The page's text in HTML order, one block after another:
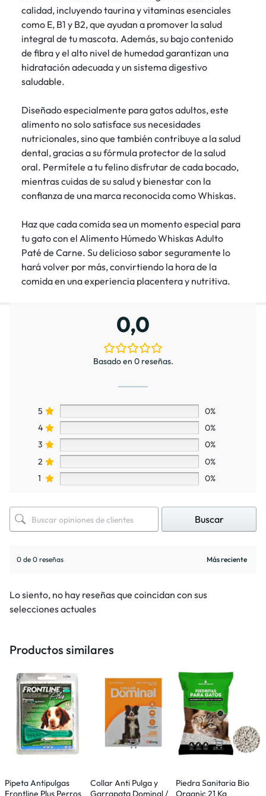
calidad, incluyendo taurina y vitaminas esenciales
como E, B1 y B2, que ayudan a promover la salud
integral de tu mascota. Además, su bajo contenido
de fibra y el alto nivel de humedad garantizan una
hidratación adecuada y un sistema digestivo
saludable.
Diseñado especialmente para gatos adultos, este
alimento no solo satisface sus necesidades
nutricionales, sino que también contribuye a la salud
dental, gracias a su fórmula protector de la salud
oral. Permítele a tu felino disfrutar de cada bocado,
mientras cuidas de su salud y bienestar con la
confianza de una marca reconocida como Whiskas.
Haz que cada comida sea un momento especial para
tu gato con el Alimento Húmedo Whiskas Adulto
Paté de Carne. Su delicioso sabor seguramente lo
hará volver por más, convirtiendo la hora de la
comida en una experiencia placentera y nutritiva.
0,0
Basado en 0 reseñas.
5
0%
4
0%
3
0%
2
0%
1
0%
Buscar
0 de 0 reseñas
Lo siento, no hay reseñas que coincidan con sus
selecciones actuales
Productos similares
Pipeta Antipulgas
Frontline Plus Perros
Collar Anti Pulga y
Garrapata Dominal /
Piedra Sanitaria Bio
Organic 21 Kg